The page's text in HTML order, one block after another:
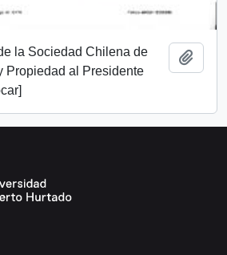
la Sociedad Chilena de
Propiedad al Presidente